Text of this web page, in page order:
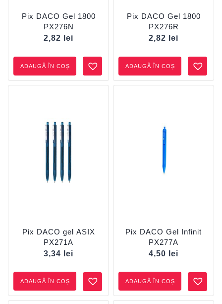
Pix DACO Gel 1800
PX276N
2,82
lei
ADAUGĂ ÎN COȘ
Pix DACO Gel 1800
PX276R
2,82
lei
ADAUGĂ ÎN COȘ
Pix DACO gel ASIX
PX271A
3,34
lei
ADAUGĂ ÎN COȘ
Pix DACO Gel Infinit
PX277A
4,50
lei
ADAUGĂ ÎN COȘ